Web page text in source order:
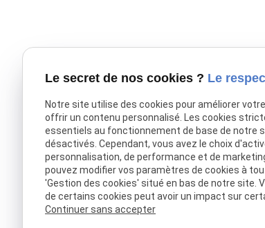
Le secret de nos cookies ? Le
Notre site utilise des cookies pour améliorer
offrir un contenu personnalisé. Les cookies
essentiels au fonctionnement de base de notre
désactivés. Cependant, vous avez le choix
personnalisation, de performance et de
pouvez modifier vos paramètres de cookies à
'Gestion des cookies' situé en bas de notre site.
de certains cookies peut avoir un impact sur
Continuer sans accepter